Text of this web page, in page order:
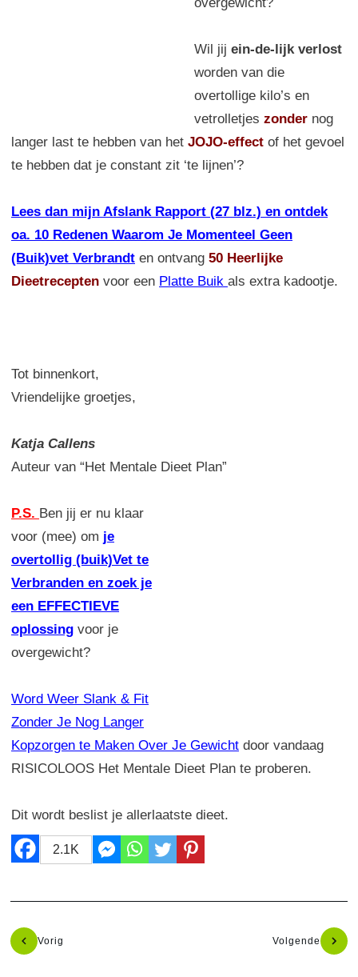
Wil jij ein-de-lijk verlost
worden van die
overtollige kilo’s en
vetrolletjes zondernog
langer last te hebben van het JOJO-effect of het gevoel
te hebben dat je constant zit ‘te lijnen’?
Lees dan mijn Afslank Rapport (27 blz.) en ontdek
oa. 10 Redenen Waarom Je Momenteel Geen
(Buik)vet Verbrandt en ontvang 50 Heerlijke
Dieetrecepten voor een Platte Buik als extra kadootje.
Tot binnenkort,
Vriendelijke groetjes,
Katja Callens
Auteur van “Het Mentale Dieet Plan”
P.S. Ben jij er nu klaar
voor (mee) om je
overtollig (buik)Vet te
Verbranden en zoek je
een EFFECTIEVE
oplossing voor je
overgewicht?
Word Weer Slank & Fit
Zonder Je Nog Langer
Kopzorgen te Maken Over Je Gewicht door vandaag
RISICOLOOS Het Mentale Dieet Plan te proberen.
Dit wordt beslist je allerlaatste dieet.
2.1K
Vorig Volgende